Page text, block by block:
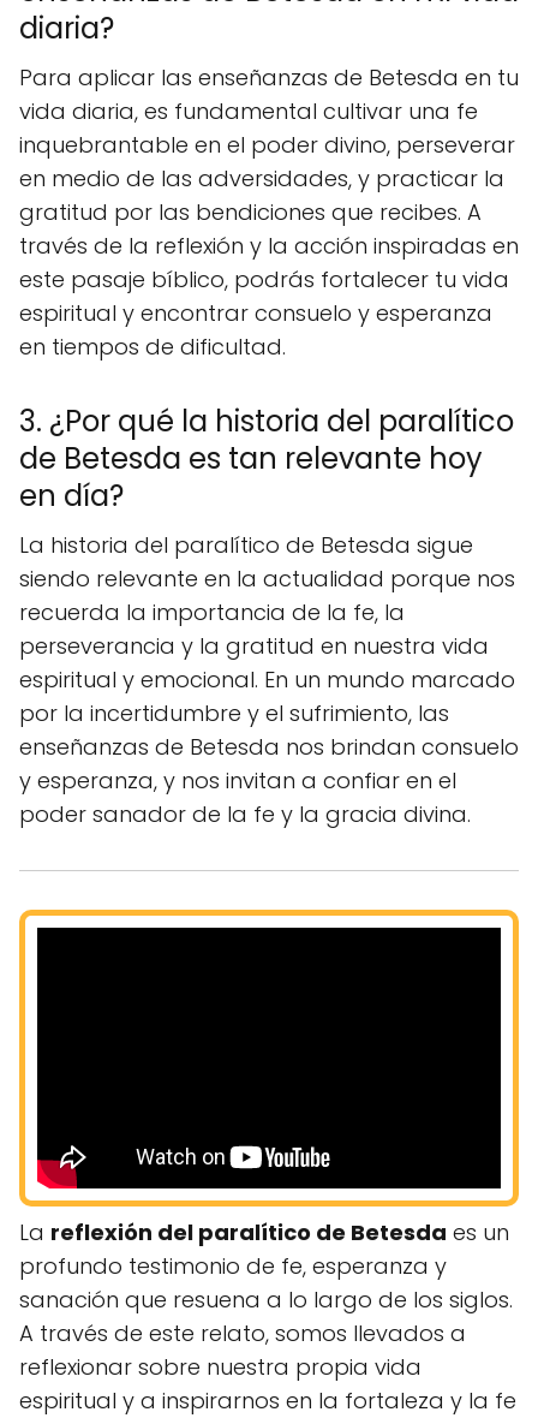
diaria?
Para aplicar las enseñanzas de Betesda en tu
vida diaria, es fundamental cultivar una fe
inquebrantable en el poder divino, perseverar
en medio de las adversidades, y practicar la
gratitud por las bendiciones que recibes. A
través de la reflexión y la acción inspiradas en
este pasaje bíblico, podrás fortalecer tu vida
espiritual y encontrar consuelo y esperanza
en tiempos de dificultad.
3. ¿Por qué la historia del paralítico
de Betesda es tan relevante hoy
en día?
La historia del paralítico de Betesda sigue
siendo relevante en la actualidad porque nos
recuerda la importancia de la fe, la
perseverancia y la gratitud en nuestra vida
espiritual y emocional. En un mundo marcado
por la incertidumbre y el sufrimiento, las
enseñanzas de Betesda nos brindan consuelo
y esperanza, y nos invitan a confiar en el
poder sanador de la fe y la gracia divina.
La reflexión del paralítico de Betesda es un
profundo testimonio de fe, esperanza y
sanación que resuena a lo largo de los siglos.
A través de este relato, somos llevados a
reflexionar sobre nuestra propia vida
espiritual y a inspirarnos en la fortaleza y la fe